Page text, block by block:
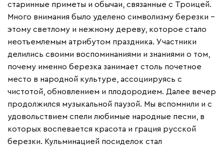
старинные приметы и обычаи, связанные с Троицей.
Много внимания было уделено символизму березки –
этому светлому и нежному дереву, которое стало
неотъемлемым атрибутом праздника. Участники
делились своими воспоминаниями и знаниями о том,
почему именно березка занимает столь почетное
место в народной культуре, ассоциируясь с
чистотой, обновлением и плодородием. Далее вечер
продолжился музыкальной паузой. Мы вспомнили и с
удовольствием спели любимые народные песни, в
которых воспевается красота и грация русской
березки. Кульминацией посиделок стал